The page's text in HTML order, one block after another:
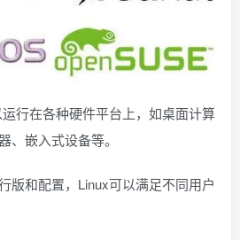
行在各种硬件平台上，如桌面计算
、嵌入式设备等。
版和配置，Linux可以满足不同用户